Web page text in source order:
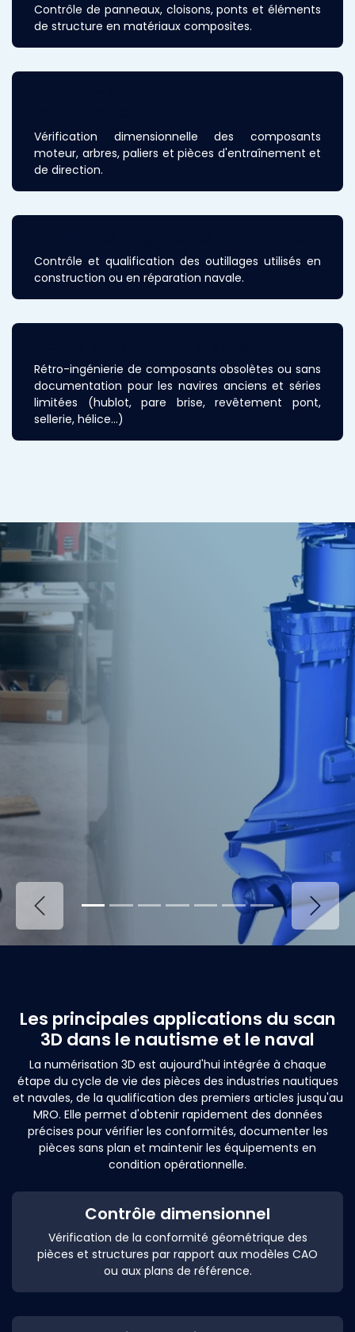
Contrôle de panneaux, cloisons, ponts et éléments
de structure en matériaux composites.
Vérification dimensionnelle des composants
moteur, arbres, paliers et pièces d'entraînement et
de direction.
Contrôle et qualification des outillages utilisés en
construction ou en réparation navale.
Rétro-ingénierie de composants obsolètes ou sans
documentation pour les navires anciens et séries
limitées (hublot, pare brise, revêtement pont,
sellerie, hélice...)
Précédent Suivant
Les principales applications du scan
3D dans le nautisme et le naval
La numérisation 3D est aujourd'hui intégrée à chaque
étape du cycle de vie des pièces des industries nautiques
et navales, de la qualification des premiers articles jusqu'au
MRO. Elle permet d'obtenir rapidement des données
précises pour vérifier les conformités, documenter les
pièces sans plan et maintenir les équipements en
condition opérationnelle.
Contrôle dimensionnel
Vérification de la conformité géométrique des
pièces et structures par rapport aux modèles CAO
ou aux plans de référence.